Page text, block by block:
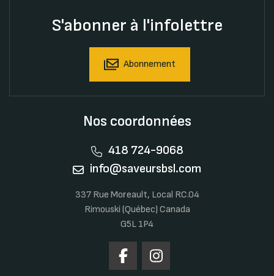
S'abonner à l'infolettre
Abonnement
Nos coordonnées
418 724-9068
info@saveursbsl.com
337 Rue Moreault, Local RC.04
Rimouski (Québec) Canada
G5L 1P4